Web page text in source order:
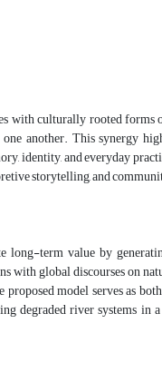
with culturally rooted
another. This synergy
identity, and everyday
storytelling, and
long-term value by
with global discourses on
model serves as
degraded river systems